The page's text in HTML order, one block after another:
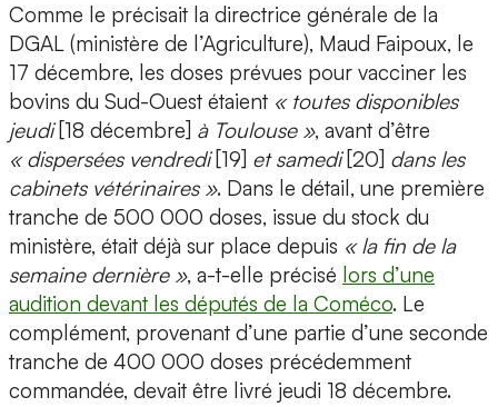
Comme le précisait la directrice générale de la
DGAL (ministère de l’Agriculture), Maud Faipoux, le
17 décembre, les doses prévues pour vacciner les
bovins du Sud-Ouest étaient « toutes disponibles
jeudi [18 décembre] à Toulouse », avant d’être
« dispersées vendredi [19] et samedi [20] dans les
cabinets vétérinaires ». Dans le détail, une première
tranche de 500 000 doses, issue du stock du
ministère, était déjà sur place depuis « la fin de la
semaine dernière », a-t-elle précisé lors d’une
audition devant les députés de la Coméco. Le
complément, provenant d’une partie d’une seconde
tranche de 400 000 doses précédemment
commandée, devait être livré jeudi 18 décembre.